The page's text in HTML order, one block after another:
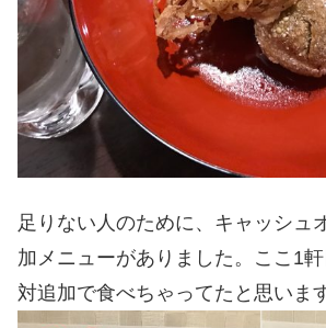
足りない人のために、キャッシュ
加メニューがありました。ここ1
対追加で食べちゃってたと思いま